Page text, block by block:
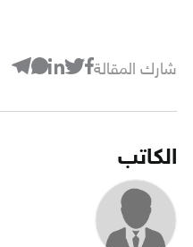
شارك المقالة
الكاتب